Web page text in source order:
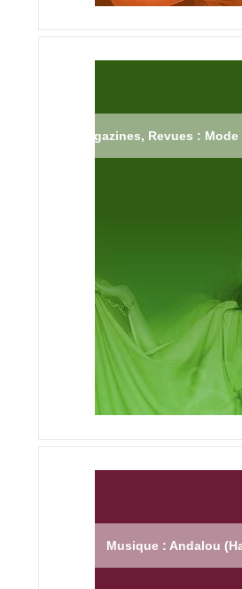
Magazines, Revues :
Musique : Andalou